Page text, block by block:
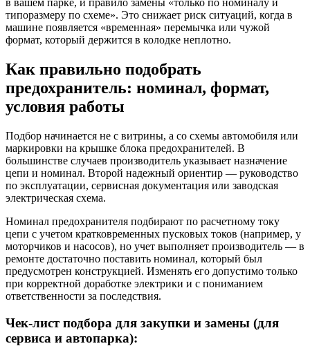
в вашем парке, и правило замены «только по номиналу и
типоразмеру по схеме». Это снижает риск ситуаций, когда в
машине появляется «временная» перемычка или чужой
формат, который держится в колодке неплотно.
Как правильно подобрать
предохранитель: номинал, формат,
условия работы
Подбор начинается не с витрины, а со схемы автомобиля или
маркировки на крышке блока предохранителей. В
большинстве случаев производитель указывает назначение
цепи и номинал. Второй надежный ориентир — руководство
по эксплуатации, сервисная документация или заводская
электрическая схема.
Номинал предохранителя подбирают по расчетному току
цепи с учетом кратковременных пусковых токов (например, у
моторчиков и насосов), но учет выполняет производитель — в
ремонте достаточно поставить номинал, который был
предусмотрен конструкцией. Изменять его допустимо только
при корректной доработке электрики и с пониманием
ответственности за последствия.
Чек-лист подбора для закупки и замены (для
сервиса и автопарка):